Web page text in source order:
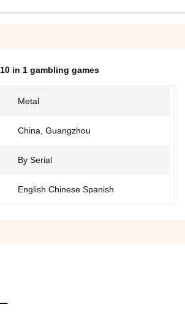
10 in 1 gambling games
Metal
China, Guangzhou
By Serial
English Chinese Spanish